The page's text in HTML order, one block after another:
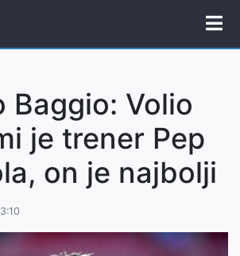
Baggio: Volio
je trener Pep
on je najbolji